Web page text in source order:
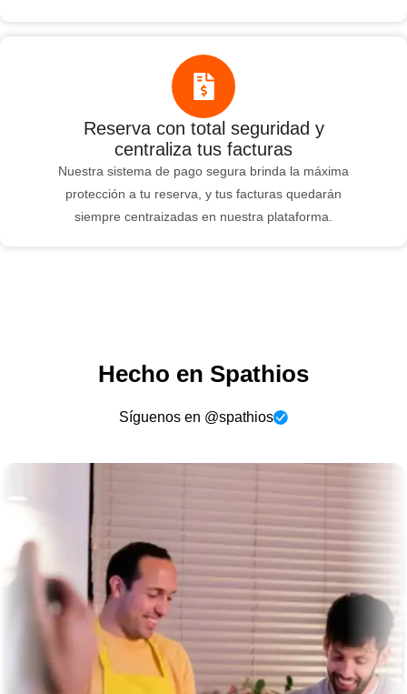
Reserva con total seguridad y
centraliza tus facturas
Nuestra sistema de pago segura brinda la máxima
protección a tu reserva, y tus facturas quedarán
siempre centraizadas en nuestra plataforma.
Hecho en Spathios
Síguenos en @spathios